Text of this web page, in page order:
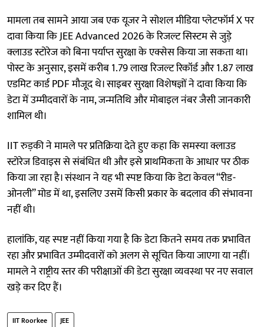
मामला तब सामने आया जब एक यूजर ने सोशल मीडिया प्लेटफॉर्म X पर
दावा किया कि JEE Advanced 2026 के रिजल्ट सिस्टम से जुड़े
क्लाउड स्टोरेज को बिना पर्याप्त सुरक्षा के एक्सेस किया जा सकता था।
पोस्ट के अनुसार, इसमें करीब 1.79 लाख रिजल्ट रिकॉर्ड और 1.87 लाख
एडमिट कार्ड PDF मौजूद थे। साइबर सुरक्षा विशेषज्ञों ने दावा किया कि
डेटा में उम्मीदवारों के नाम, जन्मतिथि और मोबाइल नंबर जैसी जानकारी
शामिल थी।
IIT रुड़की ने मामले पर प्रतिक्रिया देते हुए कहा कि समस्या क्लाउड
स्टोरेज डिवाइस से संबंधित थी और इसे प्राथमिकता के आधार पर ठीक
किया जा रहा है। संस्थान ने यह भी स्पष्ट किया कि डेटा केवल “रीड-
ओनली” मोड में था, इसलिए उसमें किसी प्रकार के बदलाव की संभावना
नहीं थी।
हालांकि, यह स्पष्ट नहीं किया गया है कि डेटा कितने समय तक प्रभावित
रहा और प्रभावित उम्मीदवारों को अलग से सूचित किया जाएगा या नहीं।
मामले ने राष्ट्रीय स्तर की परीक्षाओं की डेटा सुरक्षा व्यवस्था पर नए सवाल
खड़े कर दिए हैं।
IIT Roorkee JEE